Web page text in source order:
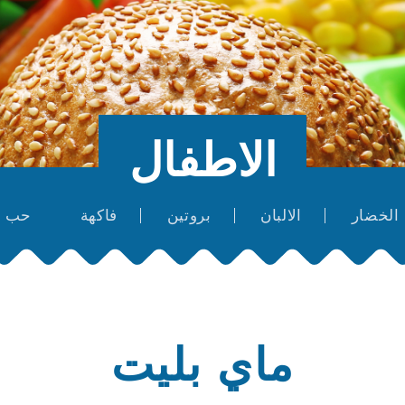
الاطفال
الخضار الالبان بروتين فاكهة حب
ماي بليت